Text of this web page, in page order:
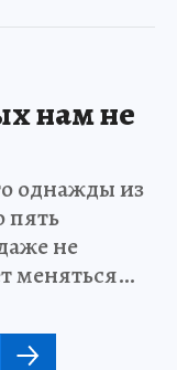
нам не
однажды из
пять
не
меняться…